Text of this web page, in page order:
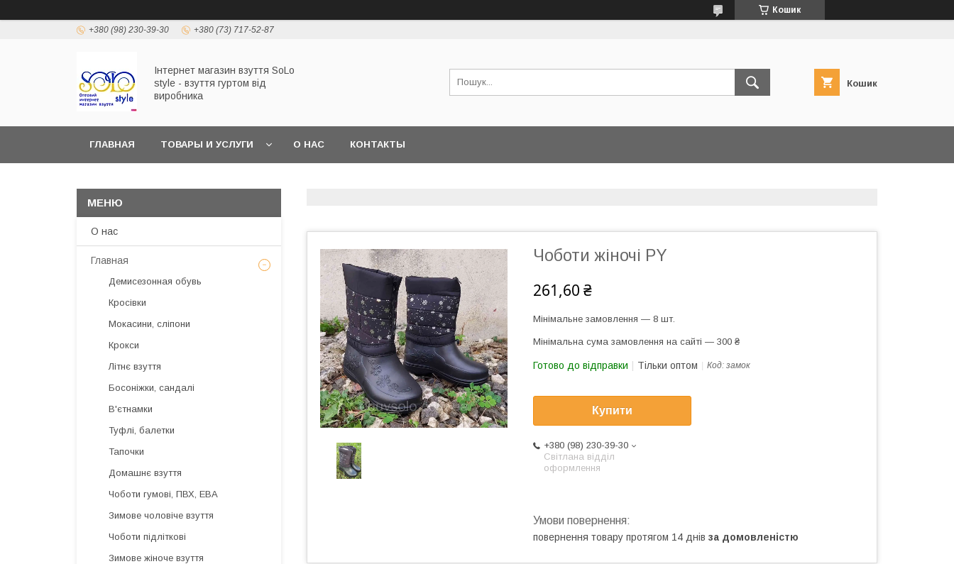
Кошик
+380 (98) 230-39-30 +380 (73) 717-52-87
Інтернет магазин взуття SoLo
style - взуття гуртом від
виробника
Кошик
ГЛАВНАЯ ТОВАРЫ И УСЛУГИ О НАС КОНТАКТЫ
Чоботи жіночі PY
261,60 ₴
Мінімальне замовлення — 8 шт.
Мінімальна сума замовлення на сайті — 300 ₴
Готово до відправки Тільки оптом Код: замок
Купити
+380 (98) 230-39-30
Світлана відділ
оформлення
повернення товару протягом 14 днів за домовленістю
О нас
Главная
Демисезонная обувь
Кросівки
Мокасини, сліпони
Крокси
Літнє взуття
Босоніжки, сандалі
В'єтнамки
Туфлі, балетки
Тапочки
Домашнє взуття
Чоботи гумові, ПВХ, ЕВА
Зимове чоловіче взуття
Чоботи підліткові
Зимове жіноче взуття